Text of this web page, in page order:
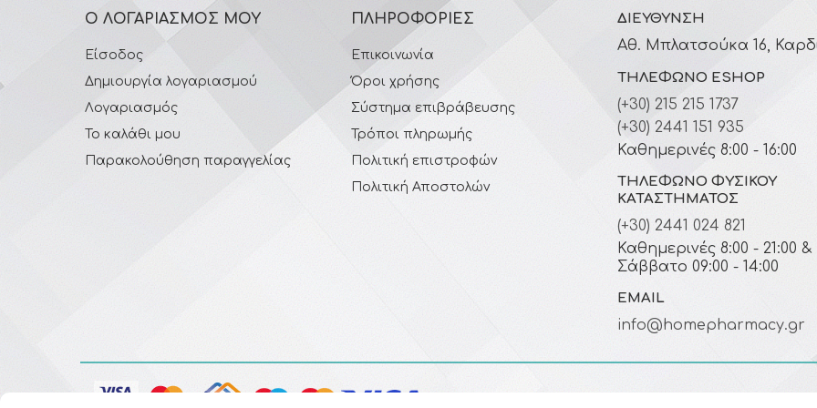
Ο ΛΟΓΑΡΙΑΣΜΌΣ ΜΟΥ
Είσοδος
Δημιουργία λογαριασμού
Λογαριασμός
Το καλάθι μου
Παρακολούθηση παραγγελίας
ΠΛΗΡΟΦΟΡΊΕΣ
Επικοινωνία
Όροι χρήσης
Σύστημα επιβράβευσης
Τρόποι πληρωμής
Πολιτική επιστροφών
Πολιτική Αποστολών
ΔΙΕΎΘΥΝΣΗ
Αθ. Μπλατσούκα 16,
ΤΗΛΈΦΩΝΟ ESHOP
(+30) 215 215 1737
(+30) 2441 151 935
Καθημερινές 8:00 - 16:00
ΤΗΛΈΦΩΝΟ ΦΥΣΙΚΟΎ
ΚΑΤΑΣΤΉΜΑΤΟΣ
(+30) 2441 024 821
Καθημερινές 8:00 - 21:00 &
Σάββατο 09:00 - 14:00
EMAIL
info@homepharmacy.gr